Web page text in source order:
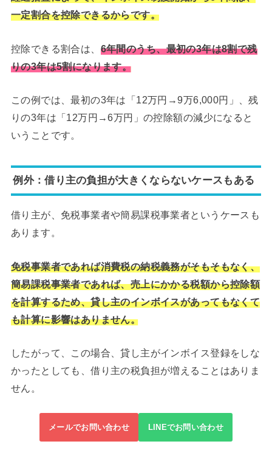
一定割合を控除できるからです。
控除できる割合は、 6年間のうち、最初の3年は8割で残
りの3年は5割になります。
この例では、最初の3年は「12万円→9万6,000円」、残
りの3年は「12万円→6万円」の控除額の減少になると
いうことです。
例外：借り主の負担が大きくならないケースもある
借り主が、免税事業者や簡易課税事業者というケースも
あります。
免税事業者であれば消費税の納税義務がそもそもなく、
簡易課税事業者であれば、売上にかかる税額から控除額
を計算するため、貸し主のインボイスがあってもなくて
も計算に影響はありません。
したがって、この場合、貸し主がインボイス登録をしな
かったとしても、借り主の税負担が増えることはありま
せん。
メールでお問い合わせ LINEでお問い合わせ